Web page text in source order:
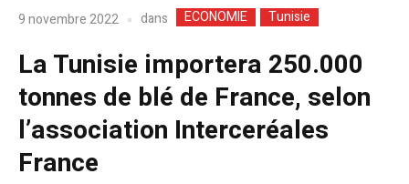
9 novembre 2022 dans ECONOMIE Tunisie
La Tunisie importera 250.000
tonnes de blé de France, selon
l’association Interceréales
France